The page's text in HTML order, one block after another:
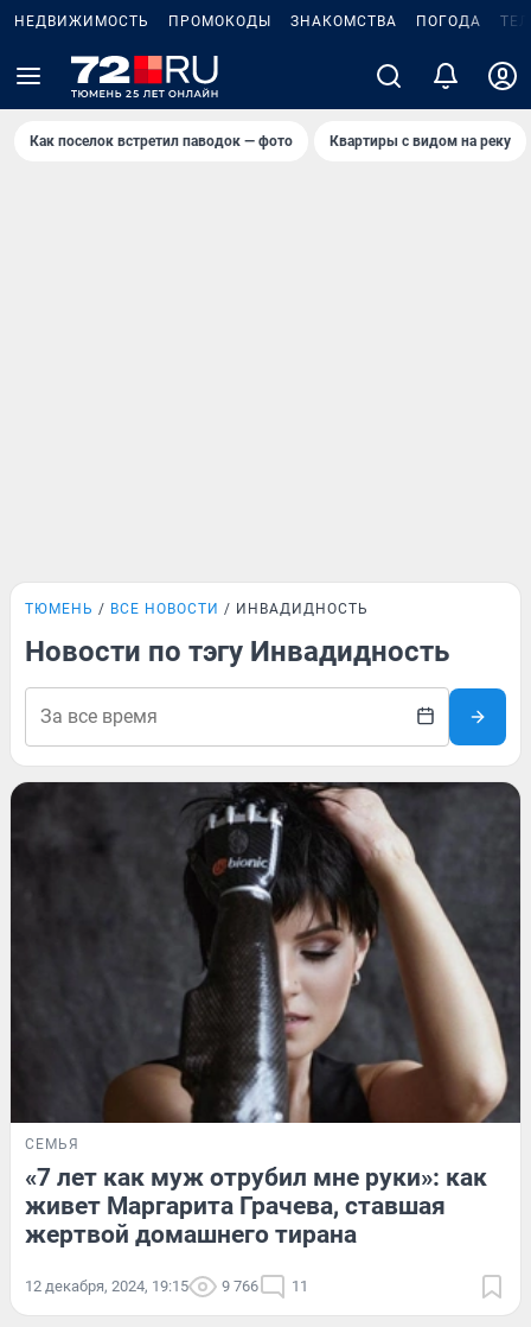
НЕДВИЖИМОСТЬ ПРОМОКОДЫ ЗНАКОМСТВА ПОГОДА
Как поселок встретил паводок — фото Квартиры с видом на реку
ТЮМЕНЬ ВСЕ НОВОСТИ ИНВАДИДНОСТЬ
Новости по тэгу Инвадидность
СЕМЬЯ
«7 лет как муж отрубил мне руки»: как
живет Маргарита Грачева, ставшая
жертвой домашнего тирана
12 декабря, 2024, 19:15 9 766 11